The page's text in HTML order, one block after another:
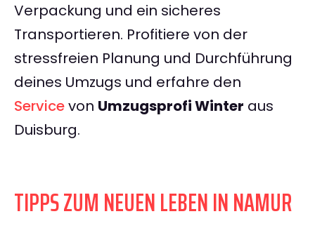
Verpackung und ein sicheres
Transportieren. Profitiere von der
stressfreien Planung und Durchführung
deines Umzugs und erfahre den
Servicevon Umzugsprofi Winter aus
Duisburg.
TIPPS ZUM NEUEN LEBEN IN NAMUR